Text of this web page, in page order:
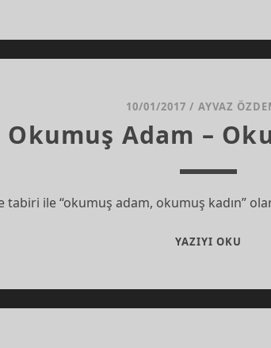
10/01/2017 / AYVAZ
Okumuş Adam –
tabiri ile “okumuş adam, okumuş kadın”
YAZIYI OKU